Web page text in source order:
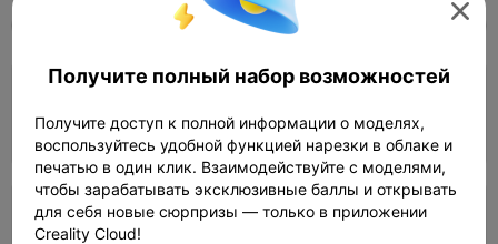
K2 Pro
 04h 35m  1 plates  92.75g

0.2mm layer, 2 walls, 15% infill

Получите полный набор возможностей
Получите доступ к полной информации о моделях,
воспользуйтесь удобной функцией нарезки в облаке и
печатью в один клик. Взаимодействуйте с моделями,
чтобы зарабатывать эксклюзивные баллы и открывать
для себя новые сюрпризы — только в приложении
Creality Cloud!